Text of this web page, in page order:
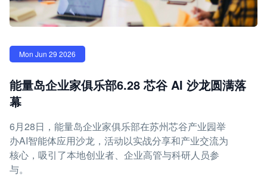
Mon Jun 29 2026
能量岛企业家俱乐部6.28 芯谷 AI 沙龙圆满落
幕
6月28日，能量岛企业家俱乐部在苏州芯谷产业园举
办AI智能体应用沙龙，活动以实战分享和产业交流为
核心，吸引了本地创业者、企业高管与科研人员参
与。